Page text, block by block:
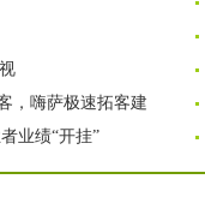
，嗨萨极速拓客建
业绩“开挂”